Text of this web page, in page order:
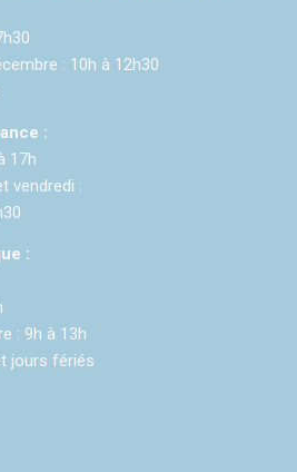
: 10h à 12h30
:
17h
vendredi :
:
: 9h à 13h
jours fériés